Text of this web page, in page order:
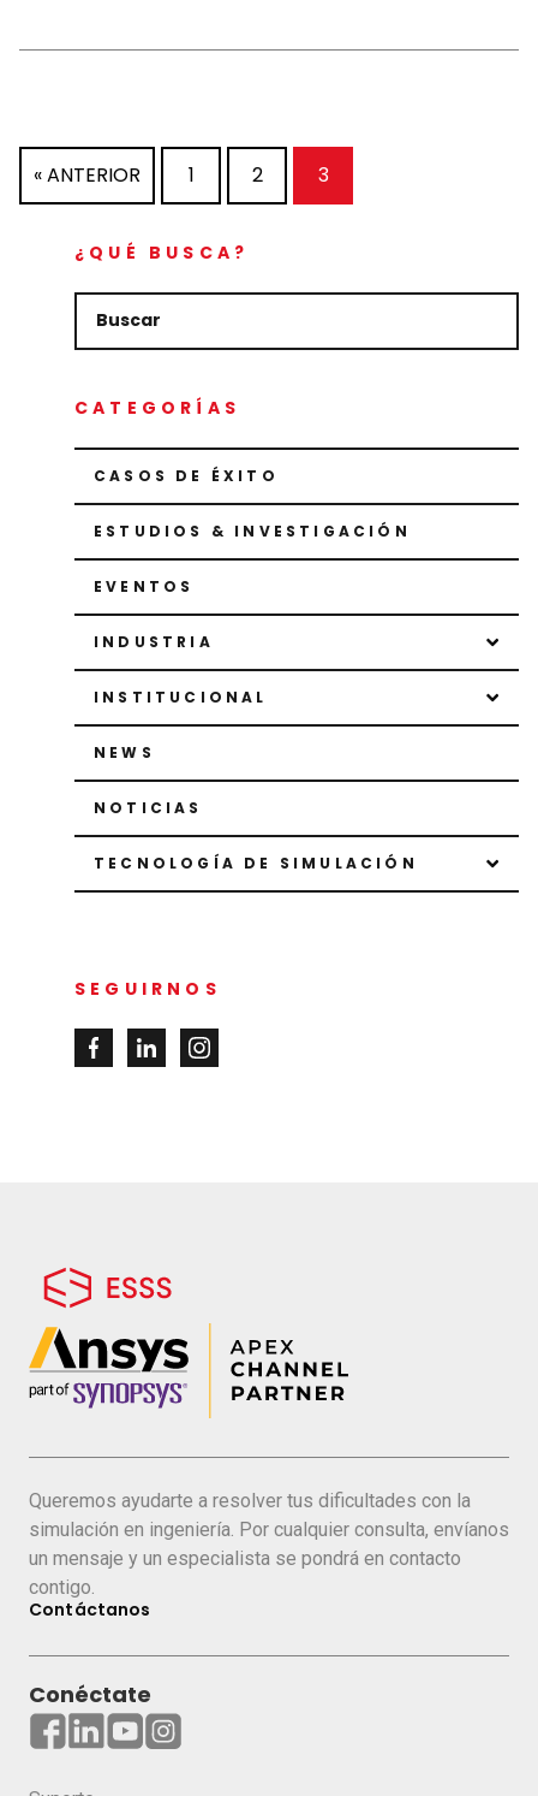
« ANTERIOR 1 2 3
¿QUÉ BUSCA?
CATEGORÍAS
CASOS DE ÉXITO
ESTUDIOS & INVESTIGACIÓN
EVENTOS
INDUSTRIA
INSTITUCIONAL
NEWS
NOTICIAS
TECNOLOGÍA DE SIMULACIÓN
SEGUIRNOS
Queremos ayudarte a resolver tus dificultades con la
simulación en ingeniería. Por cualquier consulta, envíanos
un mensaje y un especialista se pondrá en contacto
contigo.
Contáctanos
Conéctate